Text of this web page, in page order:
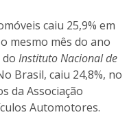
caiu 25,9% em
mesmo mês do ano
Instituto Nacional de
Brasil, caiu 24,8%, no
da Associação
Automotores.